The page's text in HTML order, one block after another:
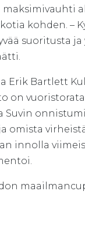
maksimivauhti
kohden. –
suoritusta
Erik Bartlett
on
Suvin
omista
innolla